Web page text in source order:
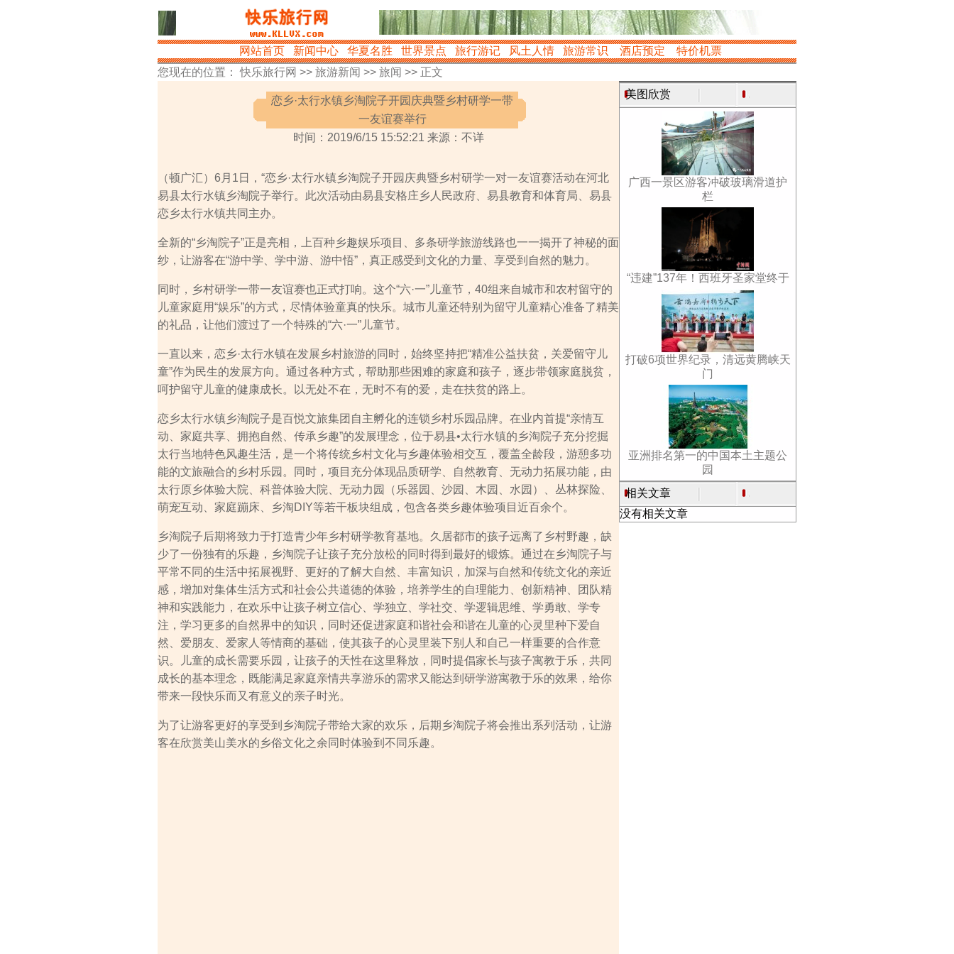
网站首页 新闻中心 华夏名胜 世界景点 旅行游记 风土人情 旅游常识 酒店预定
特价机票
您现在的位置：快乐旅行网 >> 旅游新闻 >> 旅闻 >> 正文
美图欣赏
广西一景区游客冲破玻璃滑道护
栏
“违建”137年！西班牙圣家堂终于
打破6项世界纪录，清远黄腾峡天
门
亚洲排名第一的中国本土主题公
园
相关文章
没有相关文章
恋乡·太行水镇乡淘院子开园庆典暨乡村研学一带
一友谊赛举行
时间：2019/6/15 15:52:21 来源：不详
（顿广汇）6月1日，“恋乡·太行水镇乡淘院子开园庆典暨乡村研学一对一友谊赛活动在河北
易县太行水镇乡淘院子举行。此次活动由易县安格庄乡人民政府、易县教育和体育局、易县
恋乡太行水镇共同主办。
全新的“乡淘院子”正是亮相，上百种乡趣娱乐项目、多条研学旅游线路也一一揭开了神秘的面
纱，让游客在“游中学、学中游、游中悟”，真正感受到文化的力量、享受到自然的魅力。
同时，乡村研学一带一友谊赛也正式打响。这个“六·一”儿童节，40组来自城市和农村留守的
儿童家庭用“娱乐”的方式，尽情体验童真的快乐。城市儿童还特别为留守儿童精心准备了精美
的礼品，让他们渡过了一个特殊的“六·一”儿童节。
一直以来，恋乡·太行水镇在发展乡村旅游的同时，始终坚持把“精准公益扶贫，关爱留守儿
童”作为民生的发展方向。通过各种方式，帮助那些困难的家庭和孩子，逐步带领家庭脱贫，
呵护留守儿童的健康成长。以无处不在，无时不有的爱，走在扶贫的路上。
恋乡太行水镇乡淘院子是百悦文旅集团自主孵化的连锁乡村乐园品牌。在业内首提“亲情互
动、家庭共享、拥抱自然、传承乡趣”的发展理念，位于易县•太行水镇的乡淘院子充分挖掘
太行当地特色风趣生活，是一个将传统乡村文化与乡趣体验相交互，覆盖全龄段，游憩多功
能的文旅融合的乡村乐园。同时，项目充分体现品质研学、自然教育、无动力拓展功能，由
太行原乡体验大院、科普体验大院、无动力园（乐器园、沙园、木园、水园）、丛林探险、
萌宠互动、家庭蹦床、乡淘DIY等若干板块组成，包含各类乡趣体验项目近百余个。
乡淘院子后期将致力于打造青少年乡村研学教育基地。久居都市的孩子远离了乡村野趣，缺
少了一份独有的乐趣，乡淘院子让孩子充分放松的同时得到最好的锻炼。通过在乡淘院子与
平常不同的生活中拓展视野、更好的了解大自然、丰富知识，加深与自然和传统文化的亲近
感，增加对集体生活方式和社会公共道德的体验，培养学生的自理能力、创新精神、团队精
神和实践能力，在欢乐中让孩子树立信心、学独立、学社交、学逻辑思维、学勇敢、学专
注，学习更多的自然界中的知识，同时还促进家庭和谐社会和谐在儿童的心灵里种下爱自
然、爱朋友、爱家人等情商的基础，使其孩子的心灵里装下别人和自己一样重要的合作意
识。儿童的成长需要乐园，让孩子的天性在这里释放，同时提倡家长与孩子寓教于乐，共同
成长的基本理念，既能满足家庭亲情共享游乐的需求又能达到研学游寓教于乐的效果，给你
带来一段快乐而又有意义的亲子时光。
为了让游客更好的享受到乡淘院子带给大家的欢乐，后期乡淘院子将会推出系列活动，让游
客在欣赏美山美水的乡俗文化之余同时体验到不同乐趣。